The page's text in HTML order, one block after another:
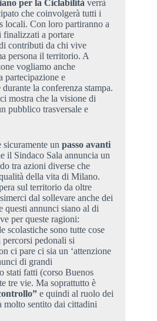
per la Ciclabilità verrà
che coinvolgerà tutti i
locali. Con loro partiranno a
finalizzati a portare
contributi da chi vive
persona il territorio. A
vogliamo anche
partecipazione e
la conferenza stampa.
mostra che la visione di
pubblico trasversale e
un passo avanti
il Sindaco Sala annuncia un
tra azioni diverse che
della vita di Milano.
sul territorio da oltre
dal sollevare anche dei
questi annunci siano al di
per queste ragioni:
scolastiche sono tutte cose
percorsi pedonali si
ci pare ci sia un ‘attenzione
di grandi
stati fatti (corso Buenos
tre vie. Ma soprattutto è
e quindi al ruolo dei
molto sentito dai cittadini